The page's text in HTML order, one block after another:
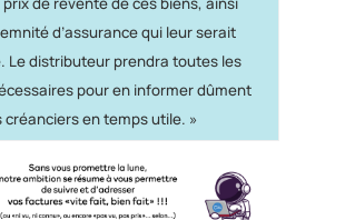
d’assurance qui leur serait
Le distributeur prendra toutes les
pour en informer dûment
créanciers en temps utile. »